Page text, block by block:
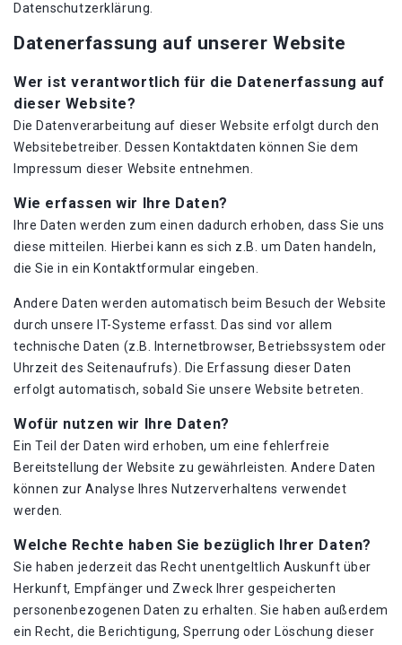
Datenschutzerklärung.
Datenerfassung auf unserer Website
Wer ist verantwortlich für die Datenerfassung auf
dieser Website?
Die Datenverarbeitung auf dieser Website erfolgt durch den
Websitebetreiber. Dessen Kontaktdaten können Sie dem
Impressum dieser Website entnehmen.
Wie erfassen wir Ihre Daten?
Ihre Daten werden zum einen dadurch erhoben, dass Sie uns
diese mitteilen. Hierbei kann es sich z.B. um Daten handeln,
die Sie in ein Kontaktformular eingeben.
Andere Daten werden automatisch beim Besuch der Website
durch unsere IT-Systeme erfasst. Das sind vor allem
technische Daten (z.B. Internetbrowser, Betriebssystem oder
Uhrzeit des Seitenaufrufs). Die Erfassung dieser Daten
erfolgt automatisch, sobald Sie unsere Website betreten.
Wofür nutzen wir Ihre Daten?
Ein Teil der Daten wird erhoben, um eine fehlerfreie
Bereitstellung der Website zu gewährleisten. Andere Daten
können zur Analyse Ihres Nutzerverhaltens verwendet
werden.
Welche Rechte haben Sie bezüglich Ihrer Daten?
Sie haben jederzeit das Recht unentgeltlich Auskunft über
Herkunft, Empfänger und Zweck Ihrer gespeicherten
personenbezogenen Daten zu erhalten. Sie haben außerdem
ein Recht, die Berichtigung, Sperrung oder Löschung dieser